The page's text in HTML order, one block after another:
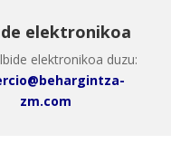
elektronikoa
elektronikoa duzu:
zm.com